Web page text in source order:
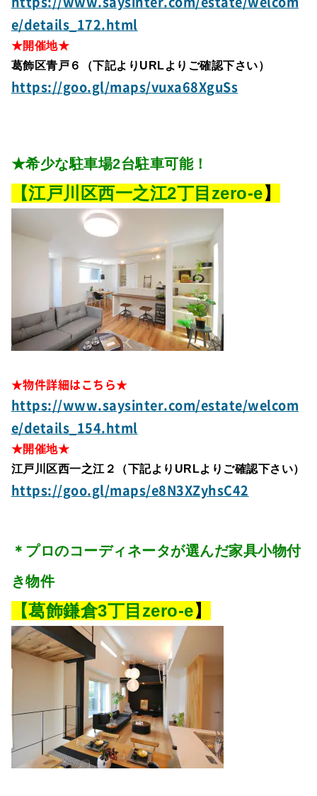
e/details_172.html
★開催地★
葛飾区青戸６（下記よりURLよりご確認下さい）
https://goo.gl/maps/vuxa68XguSs
★希少な駐車場2台駐車可能！
【江戸川区西一之江2丁目zero-e】
★物件詳細はこちら★
https://www.saysinter.com/estate/welcom
e/details_154.html
★開催地★
江戸川区西一之江２（下記よりURLよりご確認下さい）
https://goo.gl/maps/e8N3XZyhsC42
＊プロのコーディネータが選んだ家具小物付
き物件
【葛飾鎌倉3丁目zero-e】